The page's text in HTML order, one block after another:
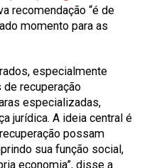
recomendação “é de
momento para as
especialmente
recuperação
especializadas,
jurídica. A ideia central é
possam
sua função social,
economia”, disse a